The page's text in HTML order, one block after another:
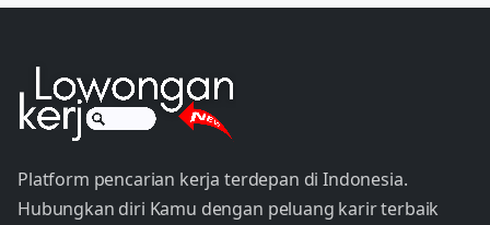
Platform pencarian kerja terdepan di Indonesia.
Hubungkan diri Kamu dengan peluang karir terbaik